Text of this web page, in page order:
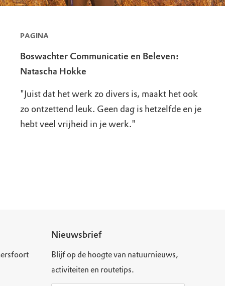
PAGINA
Boswachter Communicatie en Beleven:
Natascha Hokke
"Juist dat het werk zo divers is, maakt het ook
zo ontzettend leuk. Geen dag is hetzelfde en je
hebt veel vrijheid in je werk."
Nieuwsbrief
Blijf op de hoogte van natuurnieuws,
activiteiten en routetips.